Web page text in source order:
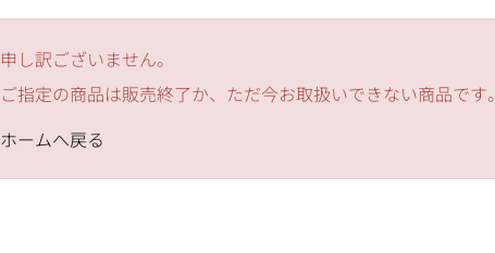
申し訳ございません。
ご指定の商品は販売終了か、ただ今お取扱いできない商品です。
ホームへ戻る